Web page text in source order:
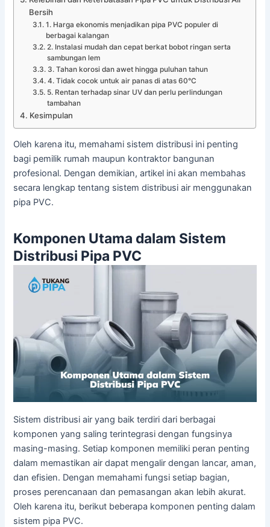
Bersih
1. Harga ekonomis menjadikan pipa PVC populer di
berbagai kalangan
2. Instalasi mudah dan cepat berkat bobot ringan serta
sambungan lem
3. Tahan korosi dan awet hingga puluhan tahun
4. Tidak cocok untuk air panas di atas 60°C
5. Rentan terhadap sinar UV dan perlu perlindungan
tambahan
Kesimpulan
Oleh karena itu, memahami sistem distribusi ini penting
bagi pemilik rumah maupun kontraktor bangunan
profesional. Dengan demikian, artikel ini akan membahas
secara lengkap tentang sistem distribusi air menggunakan
pipa PVC.
Komponen Utama dalam Sistem
Distribusi Pipa PVC
Sistem distribusi air yang baik terdiri dari berbagai
komponen yang saling terintegrasi dengan fungsinya
masing-masing. Setiap komponen memiliki peran penting
dalam memastikan air dapat mengalir dengan lancar, aman,
dan efisien. Dengan memahami fungsi setiap bagian,
proses perencanaan dan pemasangan akan lebih akurat.
Oleh karena itu, berikut beberapa komponen penting dalam
sistem pipa PVC.